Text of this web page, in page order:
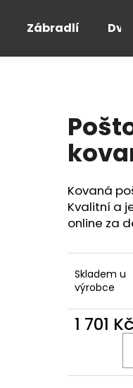
Zábradlí
Kovaná
Kvalitní a
online za
Skladem u
výrobce
1 701 Kč